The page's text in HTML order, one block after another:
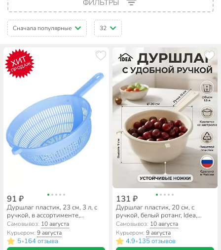
ФИЛЬТРЫ
Сначала популярные 32
ХИТ
ПРОДАЖ
91 ₽
Дуршлаг пластик, 23 см, 3 л, с
ручкой, в ассортименте,
Альтернатива, М597
Самовывоз: 10 августа
Курьером:9 августа
5•164 отзыва
131 ₽
Дуршлаг пластик, 20 см, с
ручкой, белый ротанг, Idea,
М1130
Самовывоз: 10 августа
Курьером: 9 августа
4.9•135 отзывов